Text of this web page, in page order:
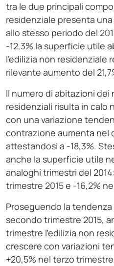
tra le due principali
residenziale presenta
allo stesso periodo del
-12,3% la superficie utile
l’edilizia non residenziale
rilevante aumento del
Il numero di abitazioni dei
residenziali risulta in calo
con una variazione
contrazione aumenta nel
attestandosi a -18,3%.
anche la superficie utile
analoghi trimestri del
trimestre 2015 e -16,2%
Proseguendo la
secondo trimestre 2015,
trimestre l’edilizia non
crescere con variazioni
+20,5% nel terzo